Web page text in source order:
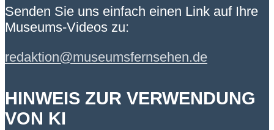
Senden Sie uns einfach einen Link auf Ihre
Museums-Videos zu:
redaktion@museumsfernsehen.de
HINWEIS ZUR VERWENDUNG
VON KI